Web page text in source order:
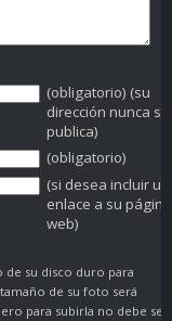
(obligatorio) (su
dirección nunca se
publica)
(obligatorio)
(si desea incluir un
enlace a su página
web)
de su disco duro para
de su foto será
para subirla no debe ser